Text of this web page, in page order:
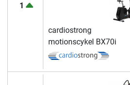
1
cardiostrong
motionscykel BX70i